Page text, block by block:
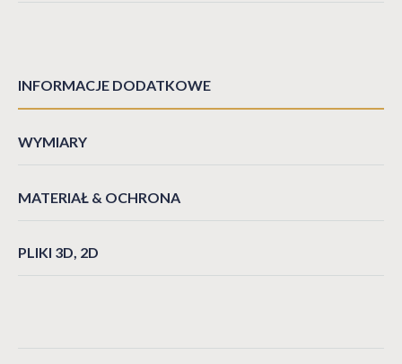
INFORMACJE DODATKOWE
WYMIARY
MATERIAŁ & OCHRONA
PLIKI 3D, 2D